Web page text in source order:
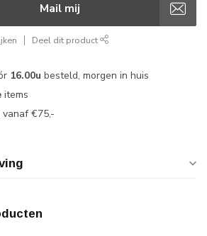
Mail mij
Deel dit product
16.00u besteld, morgen in huis
items
€75,-